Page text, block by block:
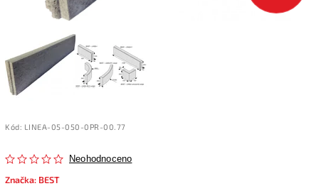
Kód: LINEA-05-050-0PR-00.77
Neohodnoceno
Značka: BEST